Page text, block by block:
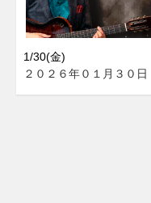
1/30(金)
２０２６年０１月３０日